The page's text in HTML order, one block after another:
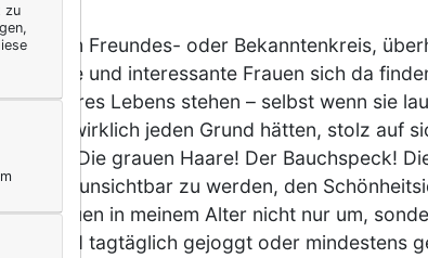
meinem Freundes- oder Bekanntenkreis,
tolle und interessante Frauen sich da
ihres Lebens stehen – selbst wenn sie
sie wirklich jeden Grund hätten, stolz auf
Die grauen Haare! Der Bauchspeck!
unsichtbar zu werden, den
Frauen in meinem Alter nicht nur um,
Da wird tagtäglich gejoggt oder mindestens
zu